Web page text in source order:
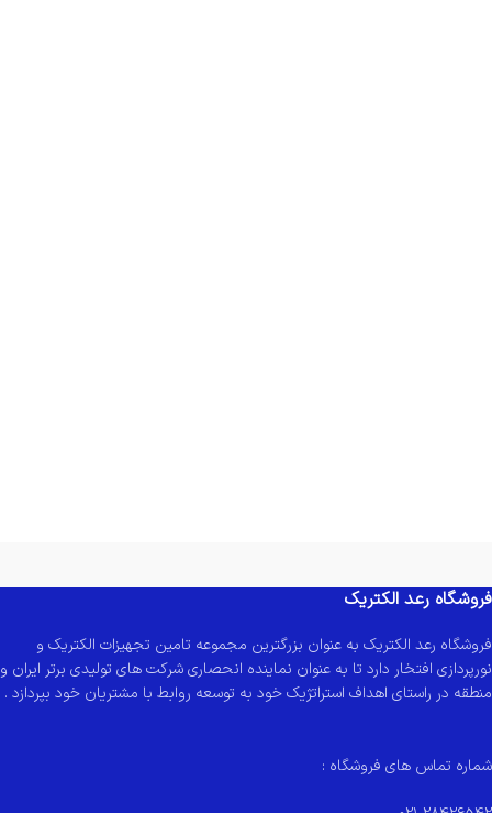
فروشگاه رعد الکتریک
فروشگاه رعد الکتریک به عنوان بزرگترین مجموعه تامین تجهیزات الکتریک و
نورپردازی افتخار دارد تا به عنوان نماینده انحصاری شرکت های تولیدی برتر ایران و
منطقه در راستای اهداف استراتژیک خود به توسعه روابط با مشتریان خود بپردازد .
شماره تماس های فروشگاه :